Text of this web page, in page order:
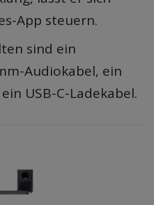
App steuern.
sind ein
Audiokabel, ein
USB-C-Ladekabel.